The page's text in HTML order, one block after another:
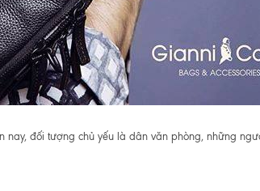
đối tượng chủ yếu là dân văn phòng, những